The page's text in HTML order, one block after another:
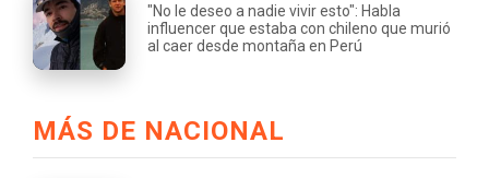
"No le deseo a nadie vivir esto": Habla
influencer que estaba con chileno que murió
al caer desde montaña en Perú
MÁS DE NACIONAL